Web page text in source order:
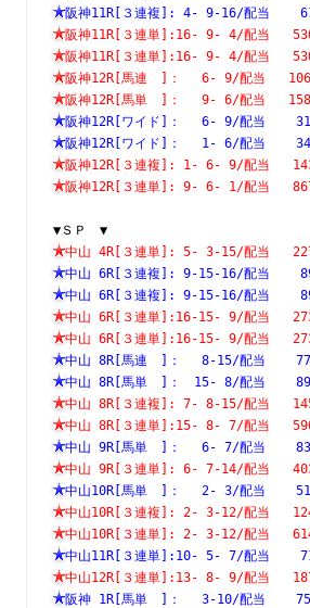
阪神11R[３連複]: 4- 9-16/配当
阪神11R[３連単]:16- 9- 4/配当
阪神11R[３連単]:16- 9- 4/配当
阪神12R[馬連　]：　 6- 9/配当
阪神12R[馬単　]：　 9- 6/配当
阪神12R[ワイド]：　 6- 9/配当
阪神12R[ワイド]：　 1- 6/配当
阪神12R[３連複]: 1- 6- 9/配当
阪神12R[３連単]: 9- 6- 1/配当
▼ＳＰ　▼
中山 4R[３連単]: 5- 3-15/
中山 6R[３連複]: 9-15-16/配
中山 6R[３連複]: 9-15-16/配
中山 6R[３連単]:16-15- 9/配当
中山 6R[３連単]:16-15- 9/配
中山 8R[馬連　]：　 8-15/配当
中山 8R[馬単　]：　15- 8/配当
中山 8R[３連複]: 7- 8-15/配当
中山 8R[３連単]:15- 8- 7/配当
中山 9R[馬単　]：　 6- 7/配当
中山 9R[３連単]: 6- 7-14/配当
中山10R[馬単　]：　 2- 3/配当
中山10R[３連複]: 2- 3-12/配当
中山10R[３連単]: 2- 3-12/配当
中山11R[３連単]:10- 5- 7/配当
中山12R[３連単]:13- 8- 9/配当
阪神 1R[馬単　]：　 3-10/配